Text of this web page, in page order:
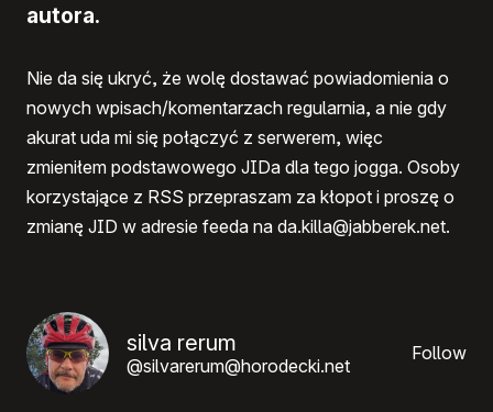
autora.
Nie da się ukryć, że wolę dostawać powiadomienia o
nowych wpisach/komentarzach regularnia, a nie gdy
akurat uda mi się połączyć z serwerem, więc
zmieniłem podstawowego JIDa dla tego jogga. Osoby
korzystające z RSS przepraszam za kłopot i proszę o
zmianę JID w adresie feeda na da.killa@jabberek.net.
silva rerum
@silvarerum@horodecki.net
Follow